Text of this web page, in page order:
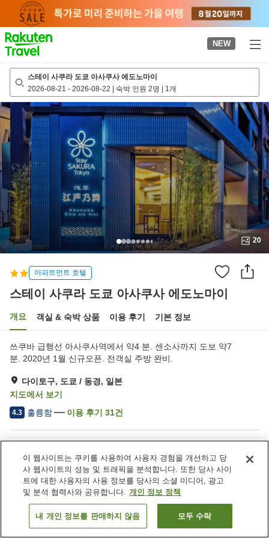
page
NEW
스테이 사쿠라 도쿄 아사쿠사 에도노마이
2026-08-21 - 2026-08-22 | 숙박 인원 2명 | 1개
20
아파트먼트 호텔
스테이 사쿠라 도쿄 아사쿠사 에도노마이
개요 객실 & 숙박 상품 이용 후기 기본 정보
쓰쿠바 급행선 아사쿠사역에서 약4 분. 센소사까지 도보 약7
분. 2020년 1월 신규오픈. 전객실 주방 완비.
다이토구, 도쿄 / 동경, 일본
지도에서 보기
4.3 훌륭함 이용 후기 31건
세탁 (유료)
일본 도쿄 / 동경
다이토구
스테이 사쿠라 도쿄 아사쿠사 에도노마이
객실 보기
이 웹사이트는 쿠키를 사용하여 사용자 경험을 개선하고 당
사 웹사이트의 성능 및 트래픽을 분석합니다. 또한 당사 사이
트에 대한 사용자의 사용 정보를 당사의 소셜 미디어, 광고
및 분석 협력사와 공유합니다. 개인 정보 정책
내 개인 정보를 판매하지 않음 모두 수락